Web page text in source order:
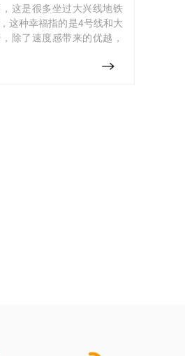
这是很多坐过大兴线地铁
这种幸福指的是4号线和大
除了速度感带来的优越，
地铁周边的开阔景象也间